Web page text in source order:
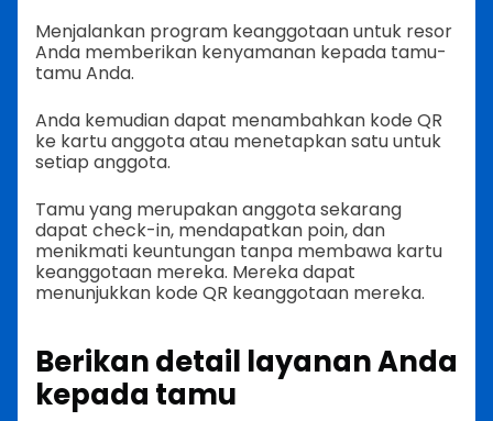
Menjalankan program keanggotaan untuk resor
Anda memberikan kenyamanan kepada tamu-
tamu Anda.
Anda kemudian dapat menambahkan kode QR
ke kartu anggota atau menetapkan satu untuk
setiap anggota.
Tamu yang merupakan anggota sekarang
dapat check-in, mendapatkan poin, dan
menikmati keuntungan tanpa membawa kartu
keanggotaan mereka. Mereka dapat
menunjukkan kode QR keanggotaan mereka.
Berikan detail layanan Anda
kepada tamu